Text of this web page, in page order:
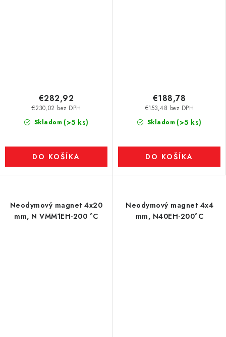
Skladom (>5 ks)
€230,02 bez DPH
€282,92
DO KOŠÍKA
Skladom (>5 ks)
€153,48 bez DPH
€188,78
DO KOŠÍKA
Neodymový magnet 4x20
mm, N VMM1EH-200 °C
Neodymový magnet 4x4
mm, N40EH-200°C